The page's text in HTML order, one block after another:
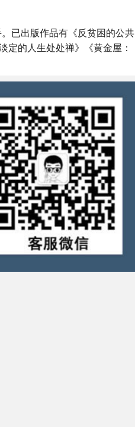
已出版作品有《反贫困的公共
的人生处处禅》《黄金屋：